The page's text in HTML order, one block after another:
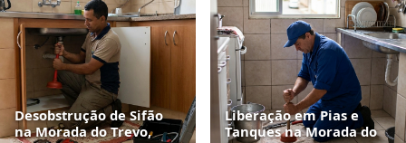
Desobstrução de Sifão
na Morada do Trevo,
Liberação em Pias e
Tanques na Morada do